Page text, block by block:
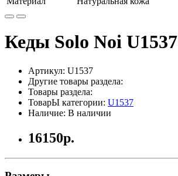
Кеды Solo Noi U1537
Артикул: U1537
Другие товары раздела:
Товары раздела:
ТоварЫ категории: U1537
Наличие: В наличии
16150р.